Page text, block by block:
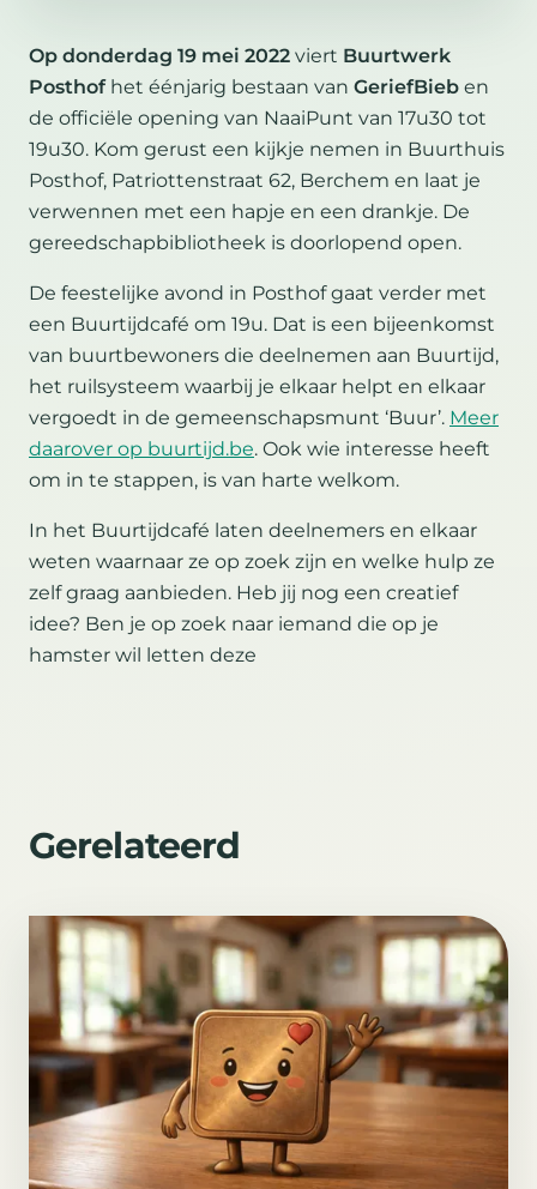
Op donderdag 19 mei 2022 viert Buurtwerk
Posthofhet éénjarig bestaan van GeriefBieb en
de officiële opening van NaaiPunt van 17u30 tot
19u30. Kom gerust een kijkje nemen in Buurthuis
Posthof, Patriottenstraat 62, Berchem en laat je
verwennen met een hapje en een drankje. De
gereedschapbibliotheek is doorlopend open.
De feestelijke avond in Posthof gaat verder met
een Buurtijdcafé om 19u. Dat is een bijeenkomst
van buurtbewoners die deelnemen aan Buurtijd,
het ruilsysteem waarbij je elkaar helpt en elkaar
vergoedt in de gemeenschapsmunt ‘Buur’. Meer
daarover op buurtijd.be. Ook wie interesse heeft
om in te stappen, is van harte welkom.
In het Buurtijdcafé laten deelnemers en elkaar
weten waarnaar ze op zoek zijn en welke hulp ze
zelf graag aanbieden. Heb jij nog een creatief
idee? Ben je op zoek naar iemand die op je
hamster wil letten deze
Gerelateerd